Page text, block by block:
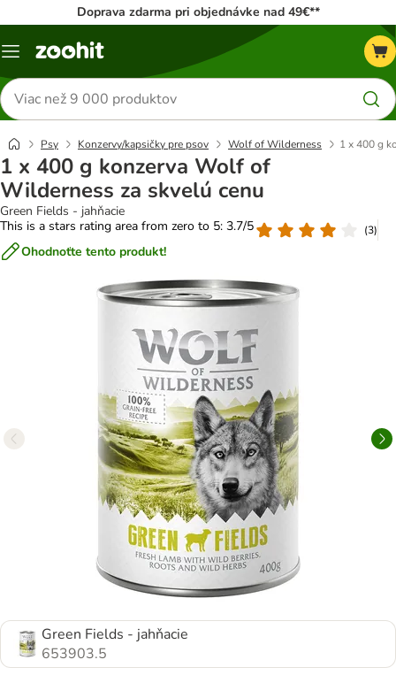
Doprava zdarma pri objednávke nad 49€**
Kategórie
Hľadať
produkty
Psy Konzervy/kapsičky pre psov Wolf of Wilderness 1 x 400 g
1 x 400 g konzerva Wolf of
Wilderness za skvelú cenu
Green Fields - jahňacie
This is a stars rating area from zero to 5: 3.7/5
(3)
Ohodnoťte tento produkt!
Green Fields - jahňacie
653903.5